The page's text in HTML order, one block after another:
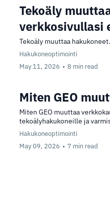
Tekoäly
verkkosivullasi
Tekoäly muuttaa
Hakukoneoptimointi
May 11, 2026 • 8 min read
Miten GEO
Miten GEO muuttaa
tekoälyhakukoneille ja
Hakukoneoptimointi
May 09, 2026 • 7 min read